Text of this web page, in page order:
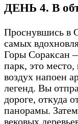
ДЕНЬ 4. В
Проснувшись в
самых
Горы Сораксан
парк, это
воздух напоен
легенд. Вы
дороге, откуда
панорамы.
вековых